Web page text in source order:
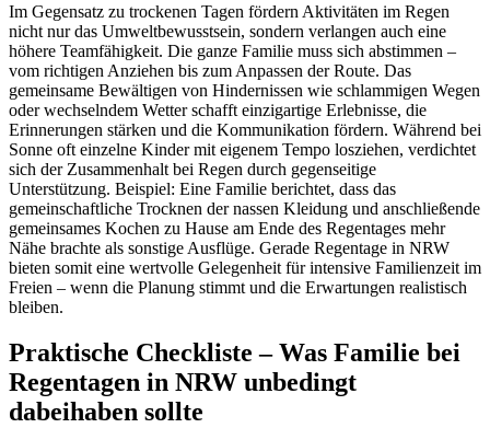
Im Gegensatz zu trockenen Tagen fördern Aktivitäten im Regen
nicht nur das Umweltbewusstsein, sondern verlangen auch eine
höhere Teamfähigkeit. Die ganze Familie muss sich abstimmen –
vom richtigen Anziehen bis zum Anpassen der Route. Das
gemeinsame Bewältigen von Hindernissen wie schlammigen Wegen
oder wechselndem Wetter schafft einzigartige Erlebnisse, die
Erinnerungen stärken und die Kommunikation fördern. Während bei
Sonne oft einzelne Kinder mit eigenem Tempo losziehen, verdichtet
sich der Zusammenhalt bei Regen durch gegenseitige
Unterstützung. Beispiel: Eine Familie berichtet, dass das
gemeinschaftliche Trocknen der nassen Kleidung und anschließende
gemeinsames Kochen zu Hause am Ende des Regentages mehr
Nähe brachte als sonstige Ausflüge. Gerade Regentage in NRW
bieten somit eine wertvolle Gelegenheit für intensive Familienzeit im
Freien – wenn die Planung stimmt und die Erwartungen realistisch
bleiben.
Praktische Checkliste – Was Familie bei
Regentagen in NRW unbedingt
dabeihaben sollte